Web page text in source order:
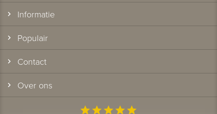
Informatie
Populair
Contact
Over ons
starstarstarstarstar